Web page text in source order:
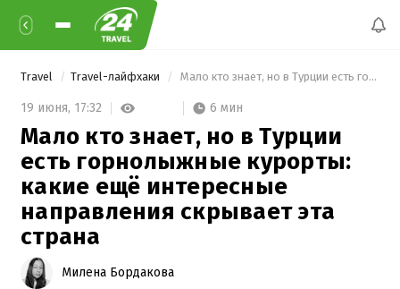
Travel Travel-лайфхаки Мало кто знает, но в Турции есть горнолыжные курорты: какие ещё интересные направления скрывает эта страна
19 июня, 17:32 6 мин
Мало кто знает, но в Турции
есть горнолыжные курорты:
какие ещё интересные
направления скрывает эта
страна
Милена Бордакова